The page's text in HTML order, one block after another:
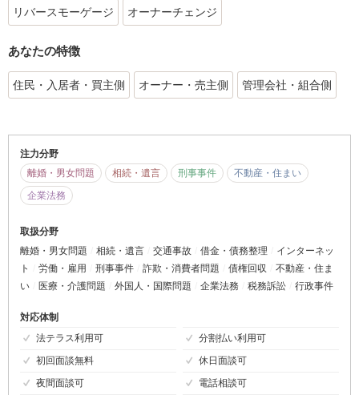
リバースモーゲージ オーナーチェンジ
あなたの特徴
住民・入居者・買主側 オーナー・売主側 管理会社・組合側
注力分野
離婚・男女問題
相続・遺言 刑事事件
不動産・住まい
企業法務
取扱分野
離婚・男女問題
相続・遺言 交通事故 借金・債務整理
インターネッ
ト
労働・雇用 刑事事件 詐欺・消費者問題 債権回収
不動産・住ま
い
医療・介護問題 外国人・国際問題 企業法務 税務訴訟 行政事件
対応体制
法テラス利用可
分割払い利用可
初回面談無料
休日面談可
夜間面談可
電話相談可